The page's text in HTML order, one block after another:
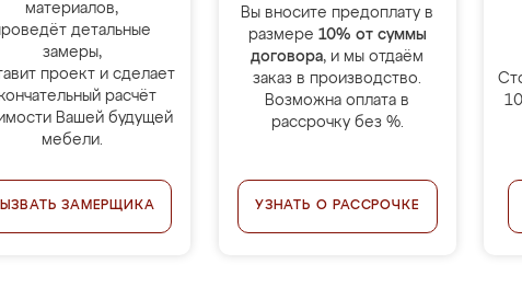
материалов,
детальные
замеры,
проект и сделает
расчёт
Вашей будущей
мебели.
ЗАМЕРЩИКА
Вы вносите предоплату в
размере 10% от суммы
договора, и мы отдаём
заказ в производство.
Возможна оплата в
рассрочку без %.
УЗНАТЬ О РАССРОЧКЕ